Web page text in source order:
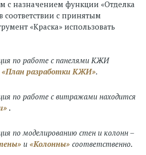
с назначением функции «Отделка
соответствии с принятым
«Краска» использовать
по работе с панелями КЖИ
«План разработки КЖИ».
по работе с витражами находится
.
по моделированию стен и колонн –
и «Колонны» соответственно.